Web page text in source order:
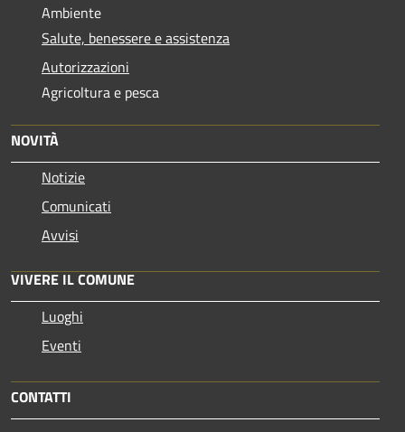
Ambiente
Salute, benessere e assistenza
Autorizzazioni
Agricoltura e pesca
NOVITÀ
Notizie
Comunicati
Avvisi
VIVERE IL COMUNE
Luoghi
Eventi
CONTATTI